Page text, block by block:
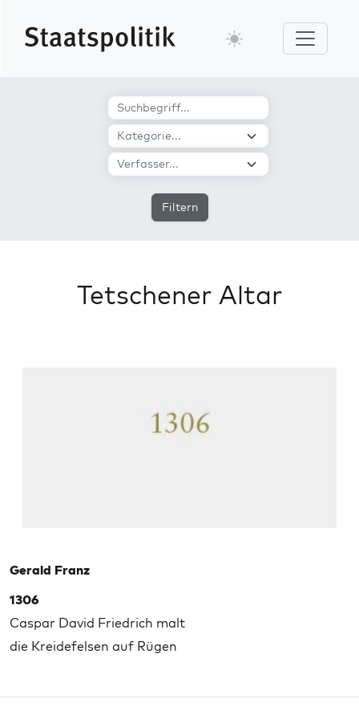
Filtern
Tetschener Altar
Gerald Franz
1306
Caspar David Friedrich malt
die Kreidefelsen auf Rügen